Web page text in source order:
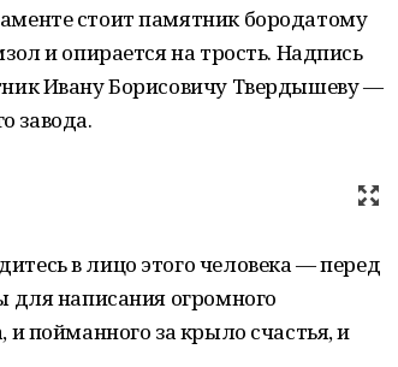
стоит памятник бородатому
и опирается на трость. Надпись
Ивану Борисовичу Твердышеву —
завода.
в лицо этого человека — перед
для написания огромного
пойманного за крыло счастья, и